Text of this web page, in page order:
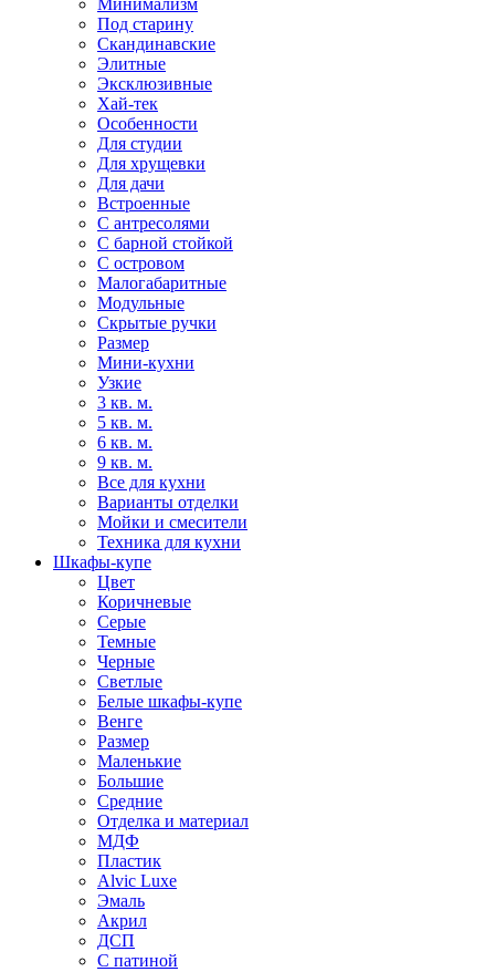
Минимализм
Под старину
Скандинавские
Элитные
Эксклюзивные
Хай-тек
Особенности
Для студии
Для хрущевки
Для дачи
Встроенные
С антресолями
С барной стойкой
С островом
Малогабаритные
Модульные
Скрытые ручки
Размер
Мини-кухни
Узкие
3 кв. м.
5 кв. м.
6 кв. м.
9 кв. м.
Все для кухни
Варианты отделки
Мойки и смесители
Техника для кухни
Шкафы-купе
Цвет
Коричневые
Серые
Темные
Черные
Светлые
Белые шкафы-купе
Венге
Размер
Маленькие
Большие
Средние
Отделка и материал
МДФ
Пластик
Alvic Luxe
Эмаль
Акрил
ДСП
С патиной